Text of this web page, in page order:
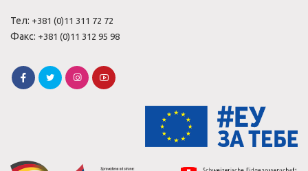
Тел: +381 (0)11 311 72 72
Факс: +381 (0)11 312 95 98